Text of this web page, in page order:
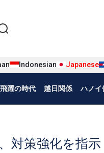
tiếng Nhật
Indonesian Japanese
躍の時代 越日関係 ハノイ
対策強化を指示